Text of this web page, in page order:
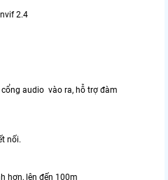
2.4
cổng audio vào ra, hỗ trợ đàm
nối.
hơn, lên đến 100m